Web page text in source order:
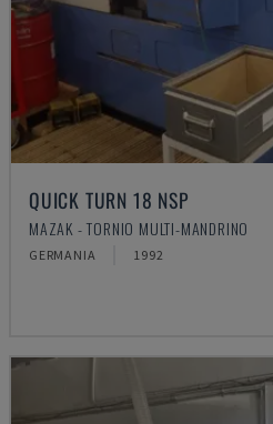
QUICK TURN 18 NSP
MAZAK - TORNIO MULTI-MANDRINO
GERMANIA 1992